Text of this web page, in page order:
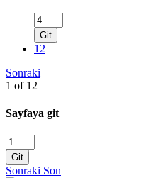
Git
12
Sonraki
1 of 12
Sayfaya git
Git
Sonraki Son